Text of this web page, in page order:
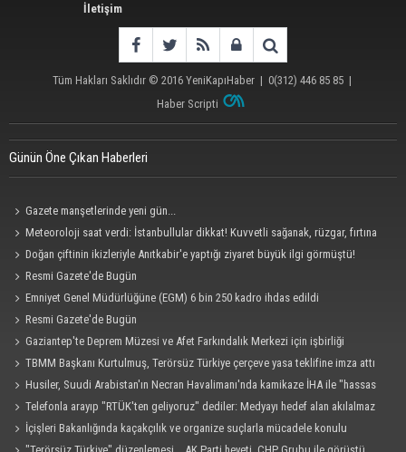
İletişim
Tüm Hakları Saklıdır © 2016 YeniKapıHaber| 0(312) 446 85 85|
Haber Scripti
Günün Öne Çıkan Haberleri
Gazete manşetlerinde yeni gün...
Meteoroloji saat verdi: İstanbullular dikkat! Kuvvetli sağanak, rüzgar, fırtına
geliyor... Tedbirinizi alın
Doğan çiftinin ikizleriyle Anıtkabir'e yaptığı ziyaret büyük ilgi görmüştü!
Bakanlık devreye girdi: Devlet şefkat elini uzattı
Resmi Gazete'de Bugün
Emniyet Genel Müdürlüğüne (EGM) 6 bin 250 kadro ihdas edildi
Resmi Gazete'de Bugün
Gaziantep'te Deprem Müzesi ve Afet Farkındalık Merkezi için işbirliği
protokolü imzalandı
TBMM Başkanı Kurtulmuş, Terörsüz Türkiye çerçeve yasa teklifine imza attı
Husiler, Suudi Arabistan'ın Necran Havalimanı'nda kamikaze İHA ile "hassas
bir hedefi" vurduklarını açıkladı
Telefonla arayıp "RTÜK'ten geliyoruz" dediler: Medyayı hedef alan akılalmaz
tuzak ifşa oldu
İçişleri Bakanlığında kaçakçılık ve organize suçlarla mücadele konulu